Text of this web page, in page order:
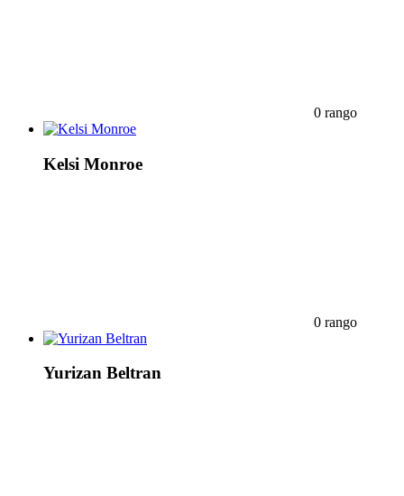
0 rango
Kelsi Monroe
0 rango
Yurizan Beltran